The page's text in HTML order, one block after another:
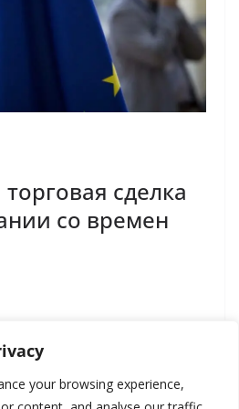
your browsing experience,
сделка
со времен